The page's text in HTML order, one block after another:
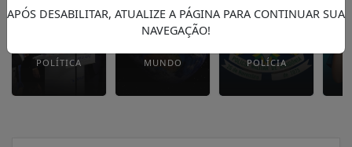
POLÍTICA MUNDO POLÍCIA
APÓS DESABILITAR, ATUALIZE A PÁGINA PARA CONTINUAR SUA
NAVEGAÇÃO!